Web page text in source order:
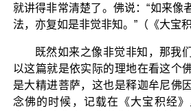
就讲得非常清楚了。佛说：“如来像
法，亦复如是非觉非知。”（《大宝
既然如来之像非觉非知，那我
以这篇就是依实际的理地在看这个
是大精进菩萨，这也是释迦牟尼佛
念佛的时候，记载在《大宝积经